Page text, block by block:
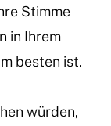
Stimme
in Ihrem
besten ist.
würden,